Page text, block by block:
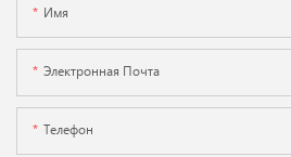
Имя
Электронная Почта
Телефон